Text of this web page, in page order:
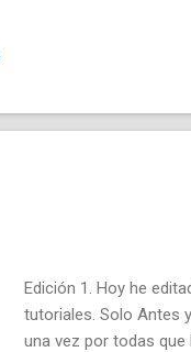
Edición 1. Hoy he
tutoriales. Solo Antes
una vez por todas